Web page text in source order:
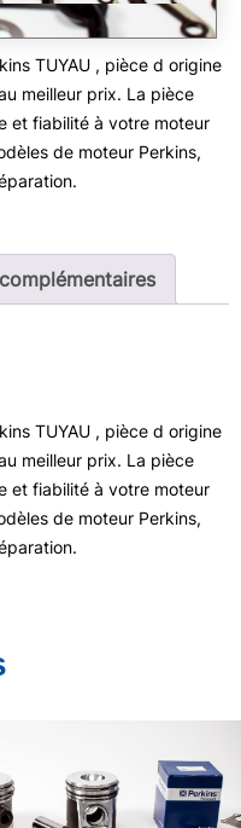
TUYAU , pièce d origine
meilleur prix. La pièce
et fiabilité à votre moteur
de moteur Perkins,
TUYAU , pièce d origine
meilleur prix. La pièce
et fiabilité à votre moteur
de moteur Perkins,